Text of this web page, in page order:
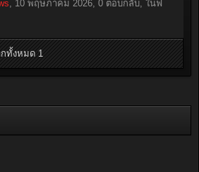
, 10 พฤษภาคม 2026, 0 ตอบกลับ, ในฟ
กทั้งหมด 1